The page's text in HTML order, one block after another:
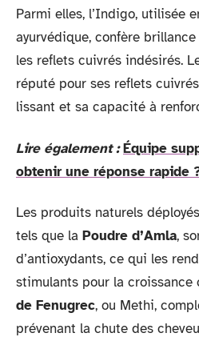
Parmi elles, l’Indigo, utilisée
ayurvédique, confère
les reflets cuivrés indésirés.
réputé pour ses reflets
lissant et sa capacité à
Lire également : Équipe
obtenir une réponse rapide
Les produits naturels
tels que la Poudre d’Amla,
d’antioxydants, ce qui les
stimulants pour la croissance
de Fenugrec, ou Methi,
prévenant la chute des